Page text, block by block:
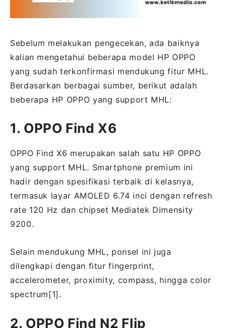
Sebelum melakukan pengecekan, ada baiknya
kalian mengetahui beberapa model HP OPPO
yang sudah terkonfirmasi mendukung fitur MHL.
Berdasarkan berbagai sumber, berikut adalah
beberapa HP OPPO yang support MHL:
1. OPPO Find X6
OPPO Find X6 merupakan salah satu HP OPPO
yang support MHL. Smartphone premium ini
hadir dengan spesifikasi terbaik di kelasnya,
termasuk layar AMOLED 6.74 inci dengan refresh
rate 120 Hz dan chipset Mediatek Dimensity
9200.
Selain mendukung MHL, ponsel ini juga
dilengkapi dengan fitur fingerprint,
accelerometer, proximity, compass, hingga color
spectrum[1].
2. OPPO Find N2 Flip